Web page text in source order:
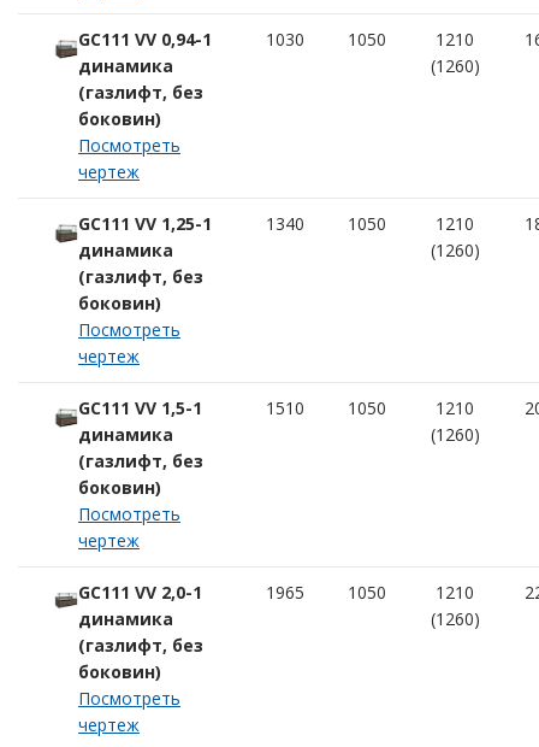
GC111 VV 0,94-1
динамика
(газлифт, без
боковин)
Посмотреть
чертеж
1030 1050
1210
(1260)
GC111 VV 1,25-1
динамика
(газлифт, без
боковин)
Посмотреть
чертеж
1340 1050
1210
(1260)
GC111 VV 1,5-1
динамика
(газлифт, без
боковин)
Посмотреть
чертеж
1510 1050
1210
(1260)
GC111 VV 2,0-1
динамика
(газлифт, без
боковин)
Посмотреть
чертеж
1965 1050
1210
(1260)